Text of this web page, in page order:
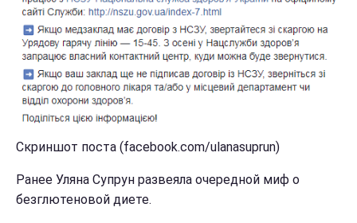
Скриншот поста (facebook.com/ulanasuprun)
Ранее Уляна Супрун развеяла очередной миф о
безглютеновой диете.